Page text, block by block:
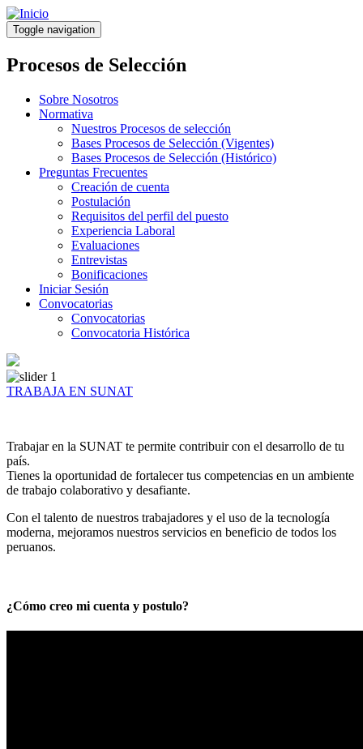
Pasar
al
contenido
principal
Toggle navigation
Procesos de Selección
Sobre Nosotros
Normativa
Nuestros Procesos de selección
Bases Procesos de Selección (Vigentes)
Bases Procesos de Selección (Histórico)
Preguntas Frecuentes
Creación de cuenta
Postulación
Requisitos del perfil del puesto
Experiencia Laboral
Evaluaciones
Entrevistas
Bonificaciones
Iniciar Sesión
Convocatorias
Convocatorias
Convocatoria Histórica
TRABAJA EN SUNAT
Trabajar en la SUNAT te permite contribuir con el desarrollo de tu
país.
Tienes la oportunidad de fortalecer tus competencias en un ambiente
de trabajo colaborativo y desafiante.
Con el talento de nuestros trabajadores y el uso de la tecnología
moderna, mejoramos nuestros servicios en beneficio de todos los
peruanos.
¿Cómo creo mi cuenta y postulo?